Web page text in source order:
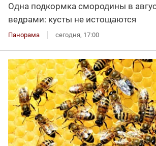
Одна подкормка смородины в
ведрами: кусты не истощаются
Панорама сегодня, 17:00